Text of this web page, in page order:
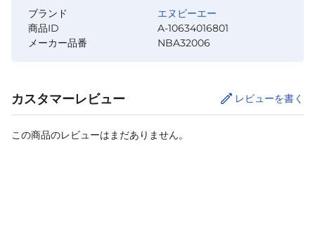
ブランド
エヌビーエー
商品ID
A-10634016801
メーカー品番
NBA32006
カスタマーレビュー レビューを書く
この商品のレビューはまだありません。